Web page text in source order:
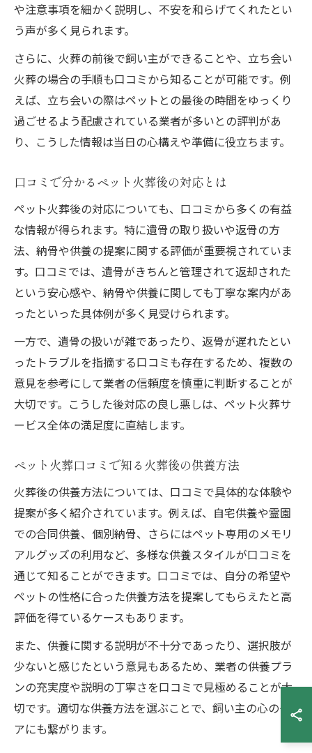
や注意事項を細かく説明し、不安を和らげてくれたとい
う声が多く見られます。
さらに、火葬の前後で飼い主ができることや、立ち会い
火葬の場合の手順も口コミから知ることが可能です。例
えば、立ち会いの際はペットとの最後の時間をゆっくり
過ごせるよう配慮されている業者が多いとの評判があ
り、こうした情報は当日の心構えや準備に役立ちます。
口コミで分かるペット火葬後の対応とは
ペット火葬後の対応についても、口コミから多くの有益
な情報が得られます。特に遺骨の取り扱いや返骨の方
法、納骨や供養の提案に関する評価が重要視されていま
す。口コミでは、遺骨がきちんと管理されて返却された
という安心感や、納骨や供養に関しても丁寧な案内があ
ったといった具体例が多く見受けられます。
一方で、遺骨の扱いが雑であったり、返骨が遅れたとい
ったトラブルを指摘する口コミも存在するため、複数の
意見を参考にして業者の信頼度を慎重に判断することが
大切です。こうした後対応の良し悪しは、ペット火葬サ
ービス全体の満足度に直結します。
ペット火葬口コミで知る火葬後の供養方法
火葬後の供養方法については、口コミで具体的な体験や
提案が多く紹介されています。例えば、自宅供養や霊園
での合同供養、個別納骨、さらにはペット専用のメモリ
アルグッズの利用など、多様な供養スタイルが口コミを
通じて知ることができます。口コミでは、自分の希望や
ペットの性格に合った供養方法を提案してもらえたと高
評価を得ているケースもあります。
また、供養に関する説明が不十分であったり、選択肢が
少ないと感じたという意見もあるため、業者の供養プラ
ンの充実度や説明の丁寧さを口コミで見極めることが大
切です。適切な供養方法を選ぶことで、飼い主の心のケ
アにも繋がります。